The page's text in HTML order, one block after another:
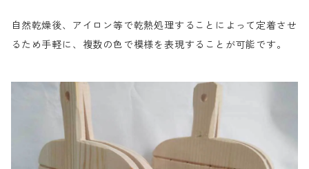
自然乾燥後、アイロン等で乾熱処理することによって定着させ
るため手軽に、複数の色で模様を表現することが可能です。